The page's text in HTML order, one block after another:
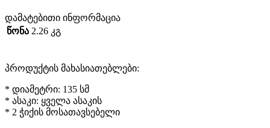
დამატებითი ინფორმაცია
წონა 2.26 კგ
პროდუქტის მახასიათებლები:
* დიამეტრი: 135 სმ
* ასაკი: ყველა ასაკის
* 2 ჭიქის მოსათავსებელი